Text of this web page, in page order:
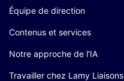
Équipe de direction
Contenus et services
Notre approche de l'IA
Travailler chez Lamy Liaisons